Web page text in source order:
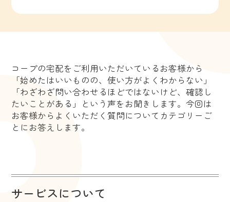
コープの宅配をご利用いただいているお客様から
「始めたはいいものの、使い方がよくわからない」
「わざわざ問い合わせるほどではないけど、確認し
たいことがある」という声をお聞きします。今回は
お客様からよくいただく質問についてカテゴリーご
とにお答えします。
サービスについて